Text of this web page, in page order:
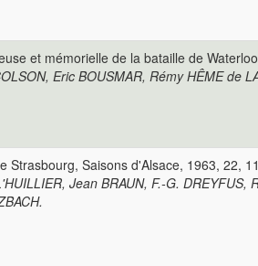
et mémorielle de la bataille de
Eric BOUSMAR, Rémy HÊME de
Strasbourg, Saisons d'Alsace, 1963, 22,
Jean BRAUN, F.-G. DREYFUS,